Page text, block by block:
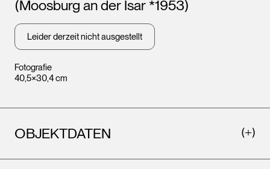
Fotografie
40,5×30,4 cm
(Moosburg an der Isar *1953)
Leider derzeit nicht ausgestellt
OBJEKTDATEN